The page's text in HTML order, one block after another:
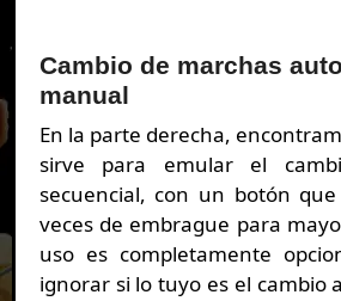
Cambio de marchas
manual
En la parte derecha,
sirve para emular el
secuencial, con un botón
veces de embrague para
uso es completamente
ignorar si lo tuyo es el cambio